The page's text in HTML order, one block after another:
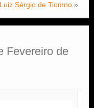
Sérgio de Tiomno »
Fevereiro de